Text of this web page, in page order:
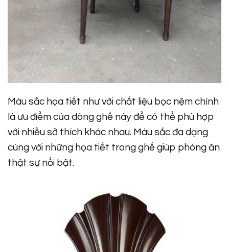
Màu sắc họa tiết như với chất liệu bọc nệm chính
là ưu điểm của dòng ghế này để có thể phù hợp
với nhiều sở thích khác nhau. Màu sắc đa dạng
cùng với những họa tiết trong ghế giúp phòng ăn
thật sự nổi bật.